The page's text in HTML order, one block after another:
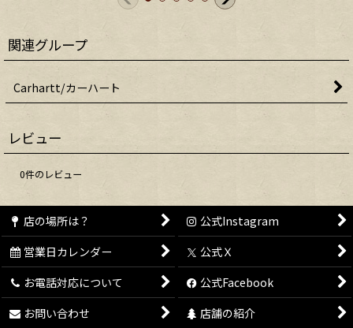
関連グループ
Carhartt/カーハート
レビュー
0件のレビュー
店の場所は？
公式Instagram
営業日カレンダー
公式Ｘ
お電話対応について
公式Facebook
お問い合わせ
店舗の紹介